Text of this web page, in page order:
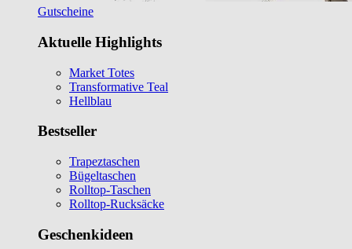
Gutscheine
Aktuelle Highlights
Market Totes
Transformative Teal
Hellblau
Bestseller
Trapeztaschen
Bügeltaschen
Rolltop-Taschen
Rolltop-Rucksäcke
Geschenkideen